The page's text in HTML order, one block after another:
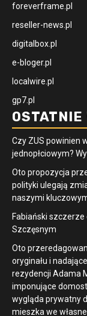
foreverframe.pl
reseller-news.pl
digitalbox.pl
e-bloger.pl
localwire.pl
gp7.pl
OSTATNIE
Czy ZUS powinien
jednopłciowym?
Oto propozycja
polityki ulegają
naszymi
Fabiański
Szczęsnym
Oto
oryginału i
rezydencji Adama
imponujące
wygląda prywatny
mieszka we